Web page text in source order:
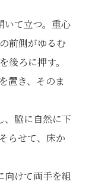
いて立つ。重心
前側がゆるむ
後ろに押す。
置き、そのま
、脇に自然に下
らせて、床か
向けて両手を組